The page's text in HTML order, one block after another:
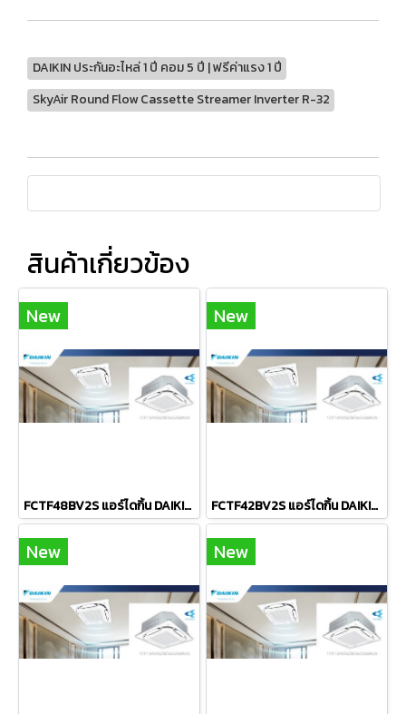
DAIKIN ประกันอะไหล่ 1 ปี คอม 5 ปี | ฟรีค่าแรง 1 ปี
SkyAir Round Flow Cassette Streamer Inverter R-32
สินค้าเกี่ยวข้อง
New
FCTF48BV2S แอร์ไดกิ้น DAIKIN แบบฝังฝ้าเพดาน รุ่น SkyAir Round Flow Cassette Streamer Inverter R-32 ขนาด 48,000BTU(21200-52500) #5 ⭐⭐ รีโมท**มีสาย** 2026 (เฉพาะเครื่อง)
New
FCTF42BV2S แอร์ไดกิ้น DAIKIN แบบฝังฝ้าเพดาน รุ่น SkyAir Round Flow Cassette Streamer Inverter R-32 ขนาด 42,000BTU(19500-47800) #5 ⭐⭐⭐⭐ ระบบไฟ 380V รีโมท**มีสาย** 2026 (เฉพาะเครื่อง)
New New